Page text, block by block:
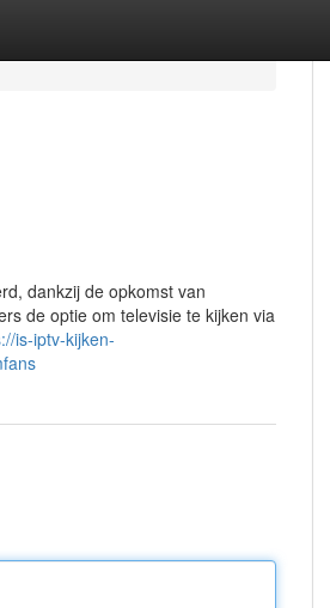
dankzij de opkomst van
de optie om televisie te kijken via
is-iptv-kijken-